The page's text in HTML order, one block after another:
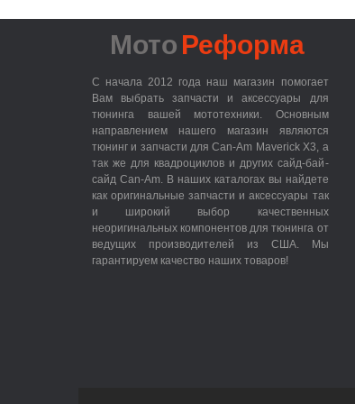
Мото Реформа
С начала 2012 года наш магазин помогает
Вам выбрать запчасти и аксессуары для
тюнинга вашей мототехники. Основным
направлением нашего магазин являются
тюнинг и запчасти для Can-Am Maverick X3, а
так же для квадроциклов и других сайд-бай-
сайд Can-Am. В наших каталогах вы найдете
как оригинальные запчасти и аксессуары так
и широкий выбор качественных
неоригинальных компонентов для тюнинга от
ведущих производителей из США. Мы
гарантируем качество наших товаров!